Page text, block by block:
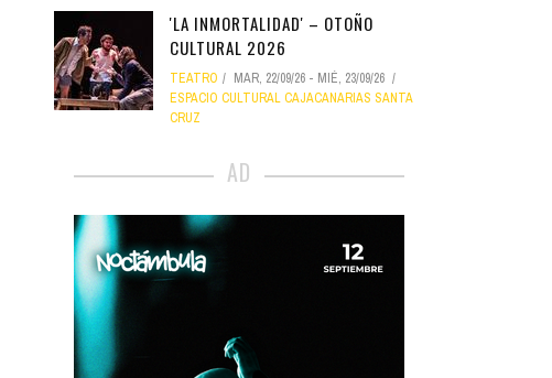
'LA INMORTALIDAD' – OTOÑO
CULTURAL 2026
TEATRO MAR, 22/09/26 - MIÉ, 23/09/26
ESPACIO CULTURAL CAJACANARIAS SANTA
CRUZ
AD